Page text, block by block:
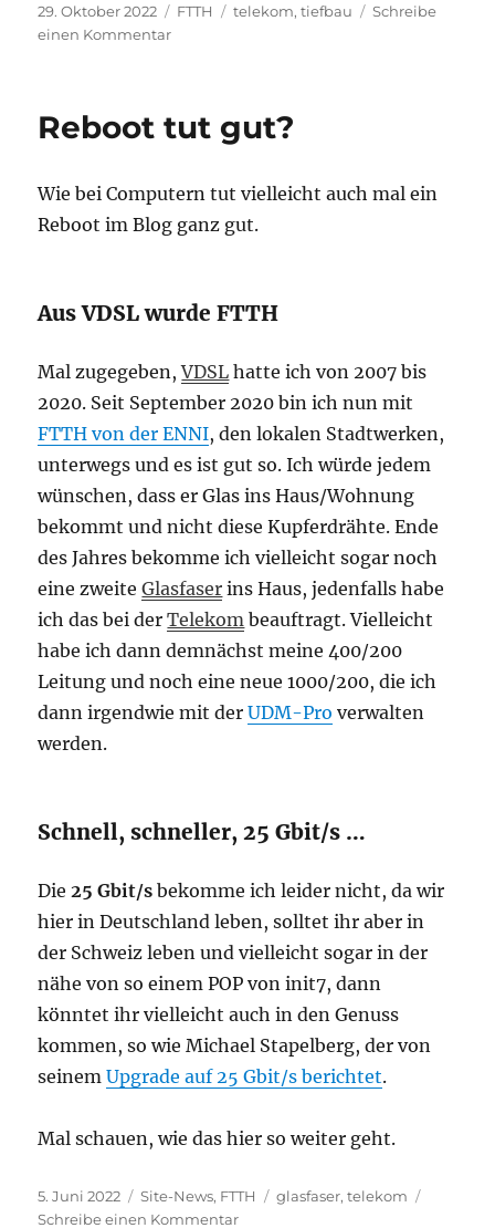
Veröffentlicht
am
29. Oktober 2022 Kategorien
FTTH Schlagwörter
telekom,tiefbau
Schreibe
einen Kommentarzu
Reboot tut gut?
Wie bei Computern tut vielleicht auch mal ein
Reboot im Blog ganz gut.
Aus VDSL wurde FTTH
Mal zugegeben,VDSL hatte ich von 2007 bis
2020. Seit September 2020 bin ich nun mit
FTTH von der ENNI, den lokalen Stadtwerken,
unterwegs und es ist gut so. Ich würde jedem
wünschen, dass er Glas ins Haus/Wohnung
bekommt und nicht diese Kupferdrähte. Ende
des Jahres bekomme ich vielleicht sogar noch
eine zweiteGlasfaser ins Haus, jedenfalls habe
ich das bei derTelekom beauftragt. Vielleicht
habe ich dann demnächst meine 400/200
Leitung und noch eine neue 1000/200, die ich
dann irgendwie mit derUDM-Pro verwalten
werden.
Schnell, schneller, 25 Gbit/s …
Die25 Gbit/s bekomme ich leider nicht, da wir
hier in Deutschland leben, solltet ihr aber in
der Schweiz leben und vielleicht sogar in der
nähe von so einem POP von init7, dann
könntet ihr vielleicht auch in den Genuss
kommen, so wie Michael Stapelberg, der von
seinemUpgrade auf 25 Gbit/s berichtet.
Mal schauen, wie das hier so weiter geht.
Veröffentlicht
am
5. Juni 2022 Kategorien
Site-News, FTTH Schlagwörter
glasfaser,telekom
Schreibe einen Kommentarzu